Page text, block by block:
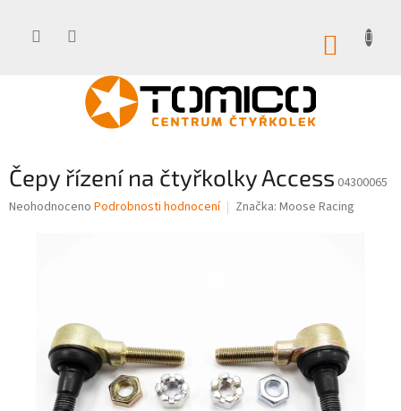
Čepy řízení na čtyřkolky Access 04300065
Průměrné
hvězdiček.
Neohodnoceno Podrobnosti hodnocení Značka: Moose Racing